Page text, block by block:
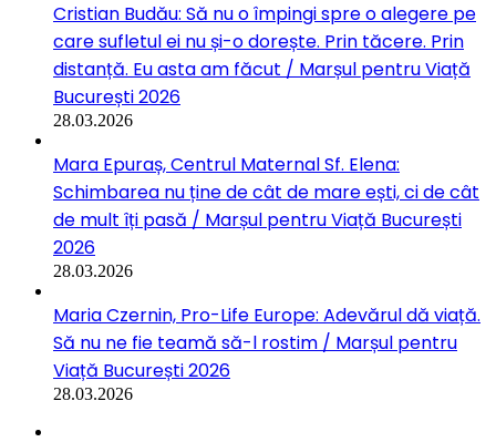
Cristian Budău: Să nu o împingi spre o alegere pe
care sufletul ei nu și-o dorește. Prin tăcere. Prin
distanță. Eu asta am făcut / Marșul pentru Viață
București 2026
28.03.2026
Mara Epuraș, Centrul Maternal Sf. Elena:
Schimbarea nu ține de cât de mare ești, ci de cât
de mult îți pasă / Marșul pentru Viață București
2026
28.03.2026
Maria Czernin, Pro-Life Europe: Adevărul dă viață.
Să nu ne fie teamă să-l rostim / Marșul pentru
Viață București 2026
28.03.2026